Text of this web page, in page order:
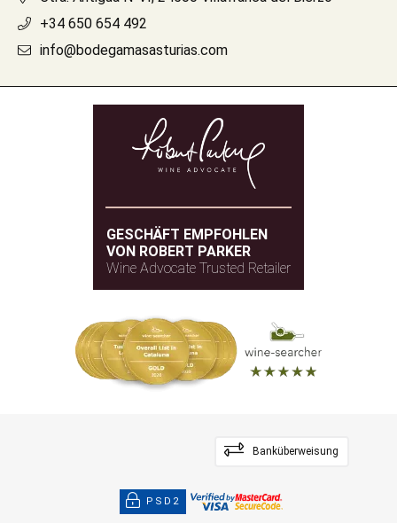
+34 650 654 492
info@bodegamasasturias.com
GESCHÄFT EMPFOHLEN
VON ROBERT PARKER
Wine Advocate Trusted Retailer
Banküberweisung
PSD2